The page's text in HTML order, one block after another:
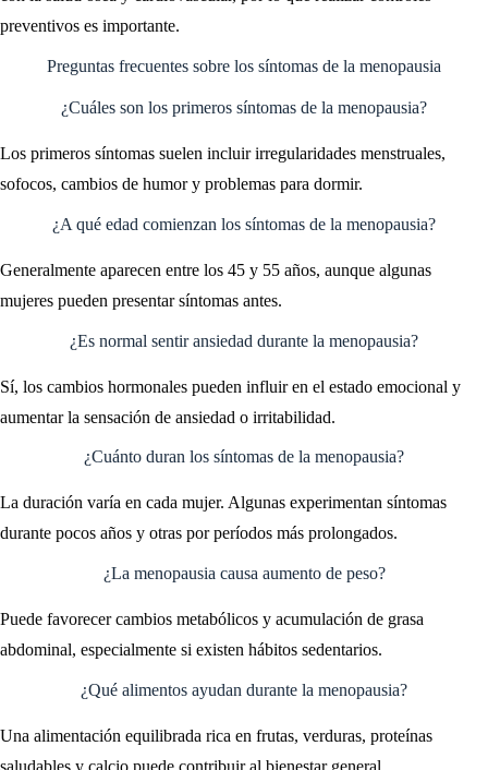
preventivos es importante.
Preguntas frecuentes sobre los síntomas de la menopausia
¿Cuáles son los primeros síntomas de la menopausia?
Los primeros síntomas suelen incluir irregularidades menstruales,
sofocos, cambios de humor y problemas para dormir.
¿A qué edad comienzan los síntomas de la menopausia?
Generalmente aparecen entre los 45 y 55 años, aunque algunas
mujeres pueden presentar síntomas antes.
¿Es normal sentir ansiedad durante la menopausia?
Sí, los cambios hormonales pueden influir en el estado emocional y
aumentar la sensación de ansiedad o irritabilidad.
¿Cuánto duran los síntomas de la menopausia?
La duración varía en cada mujer. Algunas experimentan síntomas
durante pocos años y otras por períodos más prolongados.
¿La menopausia causa aumento de peso?
Puede favorecer cambios metabólicos y acumulación de grasa
abdominal, especialmente si existen hábitos sedentarios.
¿Qué alimentos ayudan durante la menopausia?
Una alimentación equilibrada rica en frutas, verduras, proteínas
saludables y calcio puede contribuir al bienestar general.